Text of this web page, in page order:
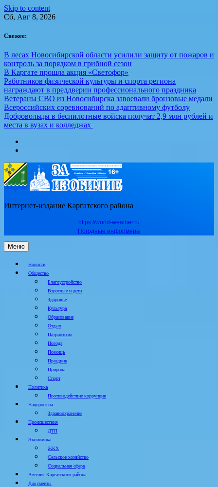
Skip to content
Сб, Авг 8, 2026
Свежее:
В лесах Новосибирской области усилили защиту от пожаров и
контроль за порядком в грибной сезон
В Каргате прошла акция «Светофор»
Работников физической культуры и спорта региона
награждают в преддверии профессионального праздника
Ветераны СВО из Новосибирска завоевали бронзовые медали
Всероссийских соревнований по адаптивному футболу
Добровольцы в беспилотные войска получат 2,9 млн рублей и
места в вузах и колледжах
Интернет-издание Каргатского района
https://world-weather.ru
Погодные информеры
Меню
Новости
Общество
Благоустройство
Взрослые и дети
Здоровье
Культура
Образование
Отдых
Патриотизм
Погода
Помощь
Праздник
Природа
Спорт
Политика
Противодействие коррупции
Нацпроекты
Здравоохранение
Происшествия
ДТП
Экономика
ЖКХ
Сельское хозяйство
Социальная сфера
Вестник Каргатского района
Документы